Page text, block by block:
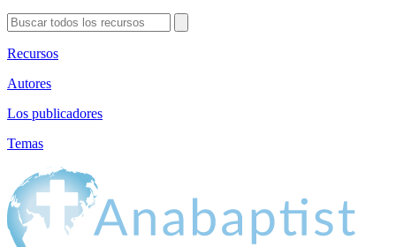
Recursos
Autores
Los publicadores
Temas